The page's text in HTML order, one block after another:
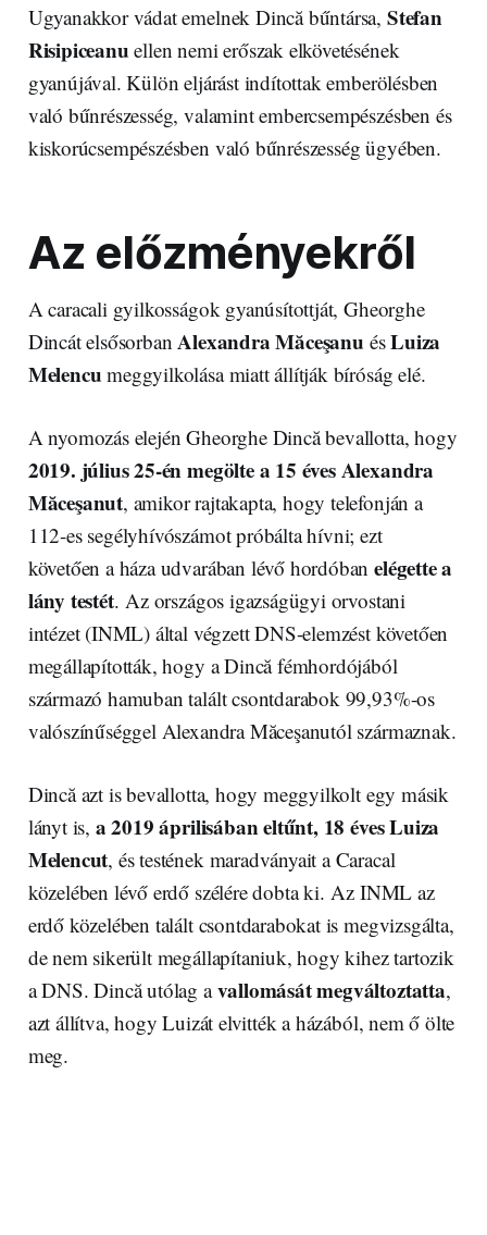
Ugyanakkor vádat emelnek Dincă bűntársa, Stefan
Risipiceanu ellen nemi erőszak elkövetésének
gyanújával. Külön eljárást indítottak emberölésben
való bűnrészesség, valamint embercsempészésben és
kiskorúcsempészésben való bűnrészesség ügyében.
Az előzményekről
A caracali gyilkosságok gyanúsítottját, Gheorghe
Dincát elsősorbanAlexandra Măceşanu ésLuiza
Melencu meggyilkolása miatt állítják bíróság elé.
A nyomozás elején Gheorghe Dincă bevallotta, hogy
2019. július 25-én megölte a 15 éves Alexandra
Măceşanut, amikor rajtakapta, hogy telefonján a
112-es segélyhívószámot próbálta hívni; ezt
követően a háza udvarában lévő hordóbanelégette a
lány testét. Az országos igazságügyi orvostani
intézet (INML) által végzett DNS-elemzést követően
megállapították, hogy a Dincă fémhordójából
származó hamuban talált csontdarabok 99,93%-os
valószínűséggel Alexandra Măceşanutól származnak.
Dincă azt is bevallotta, hogy meggyilkolt egy másik
lányt is, a 2019 áprilisában eltűnt, 18 éves Luiza
Melencut, és testének maradványait a Caracal
közelében lévő erdő szélére dobta ki. Az INML az
erdő közelében talált csontdarabokat is megvizsgálta,
de nem sikerült megállapítaniuk, hogy kihez tartozik
a DNS. Dincă utólag avallomását megváltoztatta,
azt állítva, hogy Luizát elvitték a házából, nem ő ölte
meg.